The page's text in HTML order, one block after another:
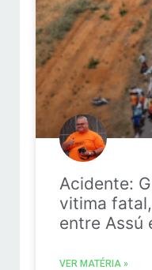
Acidente:
vitima
entre Assú
VER MATÉRIA »